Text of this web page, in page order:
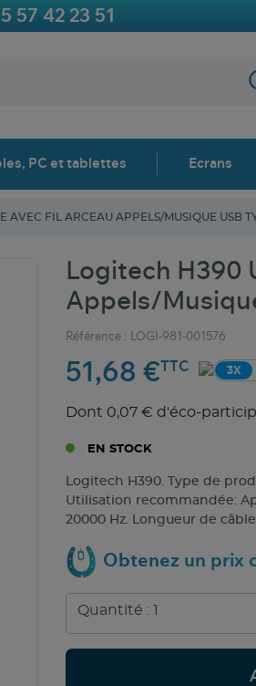
57 42 23 51
PC et tablettes Ecrans
AVEC FIL ARCEAU APPELS/MUSIQUE USB
Logitech H390
Appels/
Référence : LOGI-981-001576
51,68 €TTC 3X
Dont 0,07 € d'éco-
EN STOCK
Logitech H390. Type de
Utilisation recommandée:
20000 Hz. Longueur de
Obtenez un prix